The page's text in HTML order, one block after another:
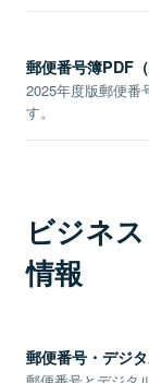
郵便番号簿PDF
2025年度版郵便番
す。
ビジネ
情報
郵便番号・デジ